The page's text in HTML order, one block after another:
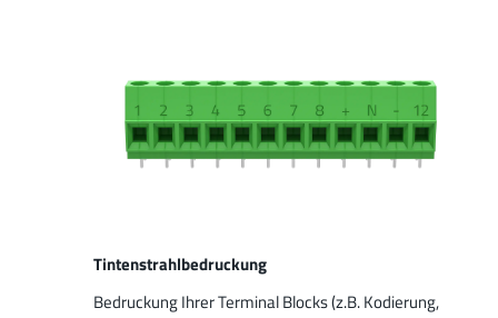
Tintenstrahlbedruckung
Bedruckung Ihrer Terminal Blocks (z.B. Kodierung,